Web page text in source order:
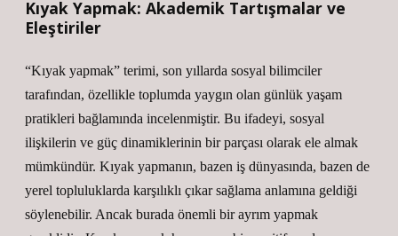
Kıyak Yapmak: Akademik Tartışmalar ve
Eleştiriler
“Kıyak yapmak” terimi, son yıllarda sosyal bilimciler
tarafından, özellikle toplumda yaygın olan günlük yaşam
pratikleri bağlamında incelenmiştir. Bu ifadeyi, sosyal
ilişkilerin ve güç dinamiklerinin bir parçası olarak ele almak
mümkündür. Kıyak yapmanın, bazen iş dünyasında, bazen de
yerel topluluklarda karşılıklı çıkar sağlama anlamına geldiği
söylenebilir. Ancak burada önemli bir ayrım yapmak